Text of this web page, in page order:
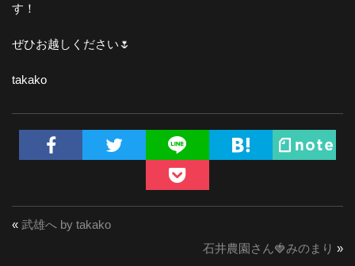
す！
ぜひお越しください🌷
takako
« 武雄へ by takako
石井農園さん🍓みのまり »